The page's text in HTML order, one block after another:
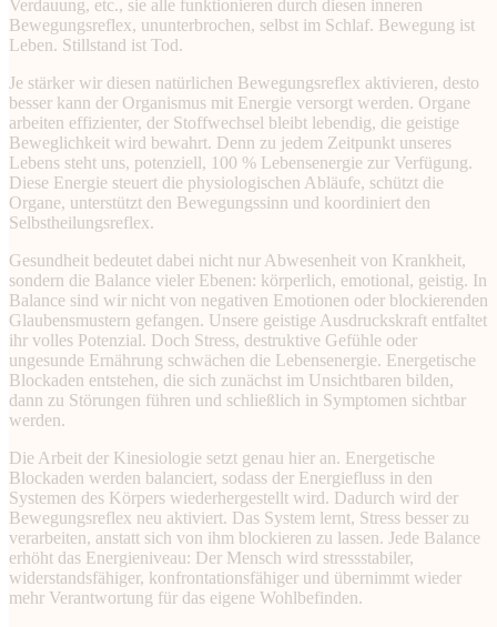
Verdauung, etc., sie alle funktionieren durch diesen inneren
Bewegungsreflex, ununterbrochen, selbst im Schlaf. Bewegung ist
Leben. Stillstand ist Tod.
Je stärker wir diesen natürlichen Bewegungsreflex aktivieren, desto
besser kann der Organismus mit Energie versorgt werden. Organe
arbeiten effizienter, der Stoffwechsel bleibt lebendig, die geistige
Beweglichkeit wird bewahrt. Denn zu jedem Zeitpunkt unseres
Lebens steht uns, potenziell, 100 % Lebensenergie zur Verfügung.
Diese Energie steuert die physiologischen Abläufe, schützt die
Organe, unterstützt den Bewegungssinn und koordiniert den
Selbstheilungsreflex.
Gesundheit bedeutet dabei nicht nur Abwesenheit von Krankheit,
sondern die Balance vieler Ebenen: körperlich, emotional, geistig. In
Balance sind wir nicht von negativen Emotionen oder blockierenden
Glaubensmustern gefangen. Unsere geistige Ausdruckskraft entfaltet
ihr volles Potenzial. Doch Stress, destruktive Gefühle oder
ungesunde Ernährung schwächen die Lebensenergie. Energetische
Blockaden entstehen, die sich zunächst im Unsichtbaren bilden,
dann zu Störungen führen und schließlich in Symptomen sichtbar
werden.
Die Arbeit der Kinesiologie setzt genau hier an. Energetische
Blockaden werden balanciert, sodass der Energiefluss in den
Systemen des Körpers wiederhergestellt wird. Dadurch wird der
Bewegungsreflex neu aktiviert. Das System lernt, Stress besser zu
verarbeiten, anstatt sich von ihm blockieren zu lassen. Jede Balance
erhöht das Energieniveau: Der Mensch wird stressstabiler,
widerstandsfähiger, konfrontationsfähiger und übernimmt wieder
mehr Verantwortung für das eigene Wohlbefinden.